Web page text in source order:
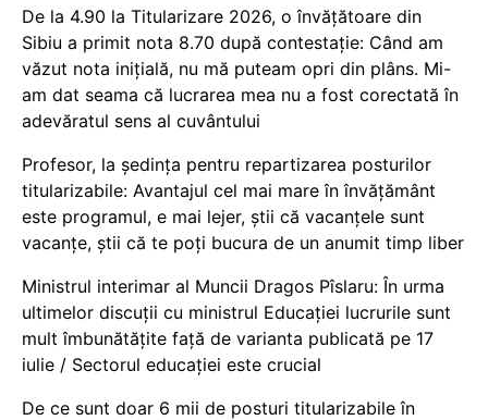
De la 4.90 la Titularizare 2026, o învățătoare din
Sibiu a primit nota 8.70 după contestație: Când am
văzut nota inițială, nu mă puteam opri din plâns. Mi-
am dat seama că lucrarea mea nu a fost corectată în
adevăratul sens al cuvântului
Profesor, la ședința pentru repartizarea posturilor
titularizabile: Avantajul cel mai mare în învățământ
este programul, e mai lejer, știi că vacanțele sunt
vacanţe, știi că te poți bucura de un anumit timp liber
Ministrul interimar al Muncii Dragos Pîslaru: În urma
ultimelor discuții cu ministrul Educației lucrurile sunt
mult îmbunătățite față de varianta publicată pe 17
iulie / Sectorul educației este crucial
De ce sunt doar 6 mii de posturi titularizabile în